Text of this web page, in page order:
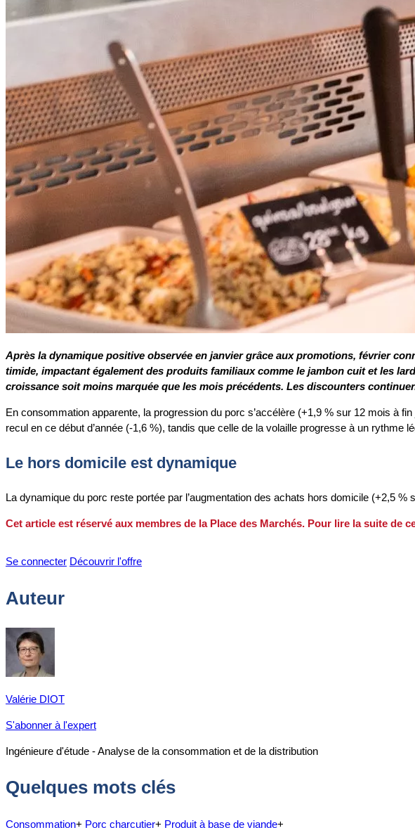
Après la dynamique positive observée en janvier grâce aux promotions, février
timide, impactant également des produits familiaux comme le jambon cuit et les
croissance soit moins marquée que les mois précédents. Les discounters
En consommation apparente, la progression du porc s’accélère (+1,9 % sur 12 mois à
recul en ce début d’année (-1,6 %), tandis que celle de la volaille progresse à un rythme
Le hors domicile est dynamique
La dynamique du porc reste portée par l’augmentation des achats hors domicile (+2,5
Cet article est réservé aux membres de la Place des Marchés. Pour lire la suite
Se connecter Découvrir l'offre
Auteur
Valérie DIOT
S'abonner à l'expert
Ingénieure d'étude - Analyse de la consommation et de la distribution
Quelques mots clés
Consommation+ Porc charcutier+ Produit à base de viande+